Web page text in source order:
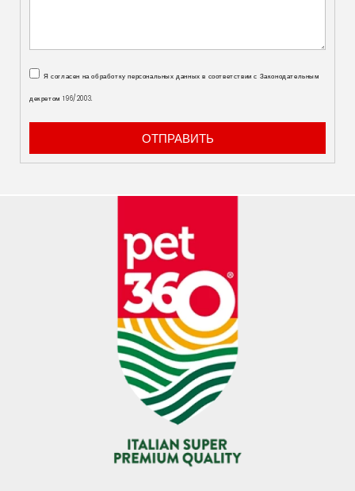
Я согласен на обработку персональных данных в соответствии с Законодательным
декретом 196/2003.
ОТПРАВИТЬ